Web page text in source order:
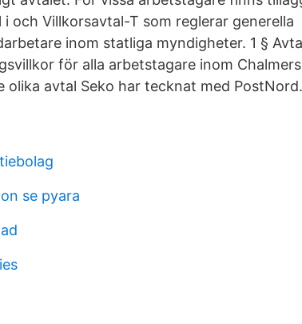
och Villkorsavtal-T som reglerar generella
inom statliga myndigheter. 1 §
för alla arbetstagare inom
olika avtal Seko har tecknat med PostNord.
se pyara